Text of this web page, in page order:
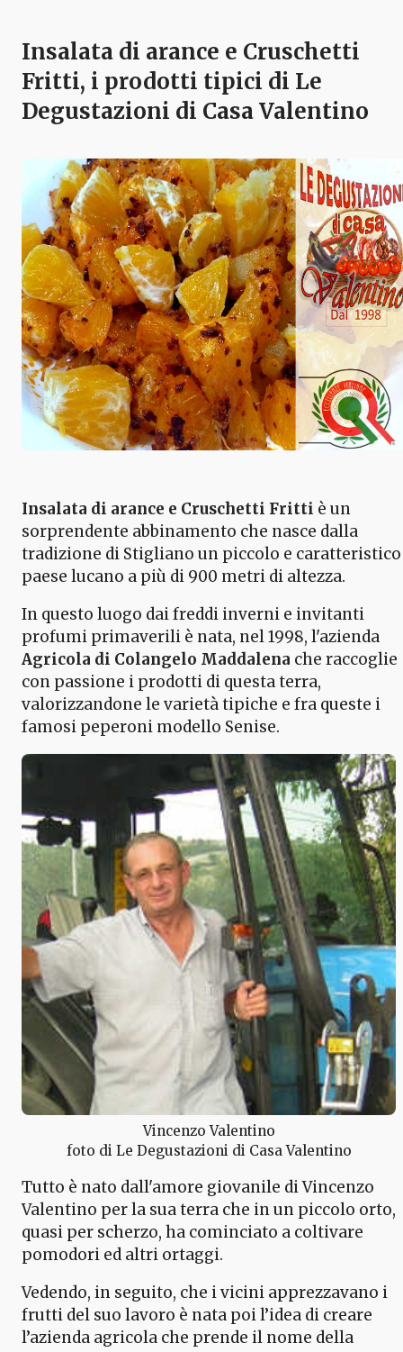
Insalata di arance e Cruschetti
Fritti, i prodotti tipici di Le
Degustazioni di Casa Valentino
Insalata di arance e Cruschetti Fritti è un
sorprendente abbinamento che nasce dalla
tradizione di Stigliano un piccolo e caratteristico
paese lucano a più di 900 metri di altezza.
In questo luogo dai freddi inverni e invitanti
profumi primaverili è nata, nel 1998, l'azienda
Agricola di Colangelo Maddalena che raccoglie
con passione i prodotti di questa terra,
valorizzandone le varietà tipiche e fra queste i
famosi peperoni modello Senise.
Vincenzo Valentino
foto di Le Degustazioni di Casa Valentino
Tutto è nato dall'amore giovanile di Vincenzo
Valentino per la sua terra che in un piccolo orto,
quasi per scherzo, ha cominciato a coltivare
pomodori ed altri ortaggi.
Vedendo, in seguito, che i vicini apprezzavano i
frutti del suo lavoro è nata poi l’idea di creare
l’azienda agricola che prende il nome della